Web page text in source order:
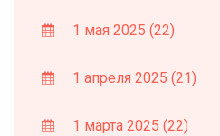
1 мая 2025 (22)
1 апреля 2025 (21)
1 марта 2025 (22)